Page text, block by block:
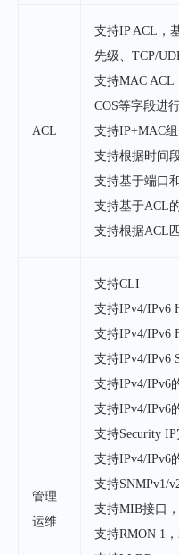
ACL
支持IP ACL，
先级、TCP/
支持MAC ACL
COS等字段进
支持IP+MAC
支持根据时间
支持基于端口
支持基于ACL
支持根据ACL
管理
运维
支持CLI
支持IPv4/IPv6
支持IPv4/IPv6
支持IPv4/IPv6
支持IPv4/IPv6
支持IPv4/IPv6
支持Security
支持IPv4/IPv6
支持SNMPv1/
支持MIB接口
支持RMON 1